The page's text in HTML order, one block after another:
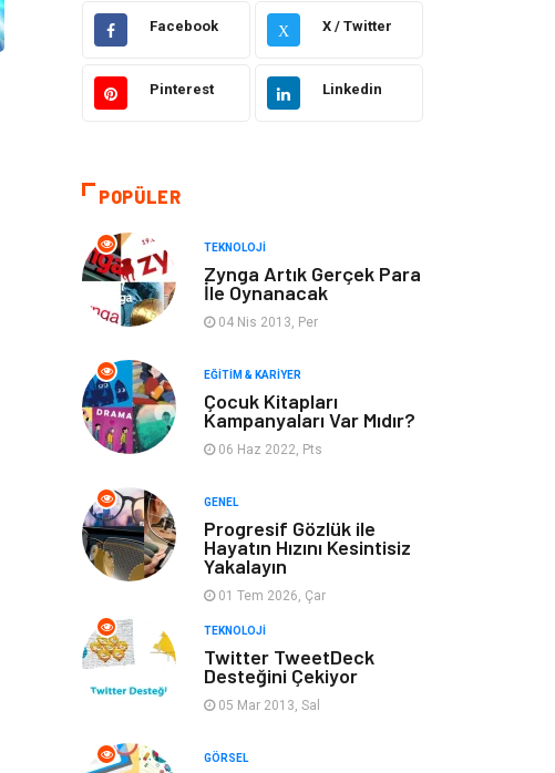
Mobilya
Optimizasyonu
Domain Seo Nedir
Makaleler Bebek Giyim
Hosting
Programlama Algoritma
Kurumsal
Kültür
Facebook X X / Twitter
Pinterest Linkedin
POPÜLER
TEKNOLOJI
Zynga Artık Gerçek Para
İle Oynanacak
04 Nis 2013, Per
EĞITIM & KARIYER
Çocuk Kitapları
Kampanyaları Var Mıdır?
06 Haz 2022, Pts
GENEL
Progresif Gözlük ile
Hayatın Hızını Kesintisiz
Yakalayın
01 Tem 2026, Çar
TEKNOLOJI
Twitter TweetDeck
Desteğini Çekiyor
05 Mar 2013, Sal
GÖRSEL